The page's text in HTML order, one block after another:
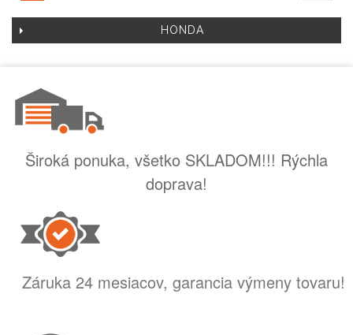
HONDA
Široká ponuka, všetko SKLADOM!!! Rýchla
doprava!
Záruka 24 mesiacov, garancia výmeny tovaru!